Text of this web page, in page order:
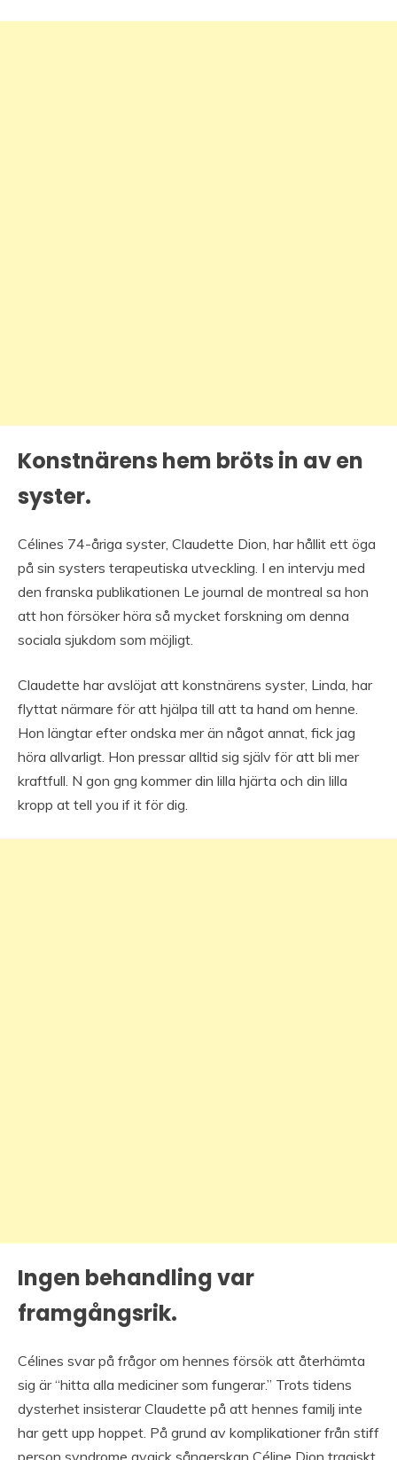
Konstnärens hem bröts in av en
syster.
Célines 74-åriga syster, Claudette Dion, har hållit ett öga
på sin systers terapeutiska utveckling. I en intervju med
den franska publikationen Le journal de montreal sa hon
att hon försöker höra så mycket forskning om denna
sociala sjukdom som möjligt.
Claudette har avslöjat att konstnärens syster, Linda, har
flyttat närmare för att hjälpa till att ta hand om henne.
Hon längtar efter ondska mer än något annat, fick jag
höra allvarligt. Hon pressar alltid sig själv för att bli mer
kraftfull. N gon gng kommer din lilla hjärta och din lilla
kropp at tell you if it för dig.
Ingen behandling var
framgångsrik.
Célines svar på frågor om hennes försök att återhämta
sig är “hitta alla mediciner som fungerar.” Trots tidens
dysterhet insisterar Claudette på att hennes familj inte
har gett upp hoppet. På grund av komplikationer från stiff
person syndrome avgick sångerskan Céline Dion tragiskt.